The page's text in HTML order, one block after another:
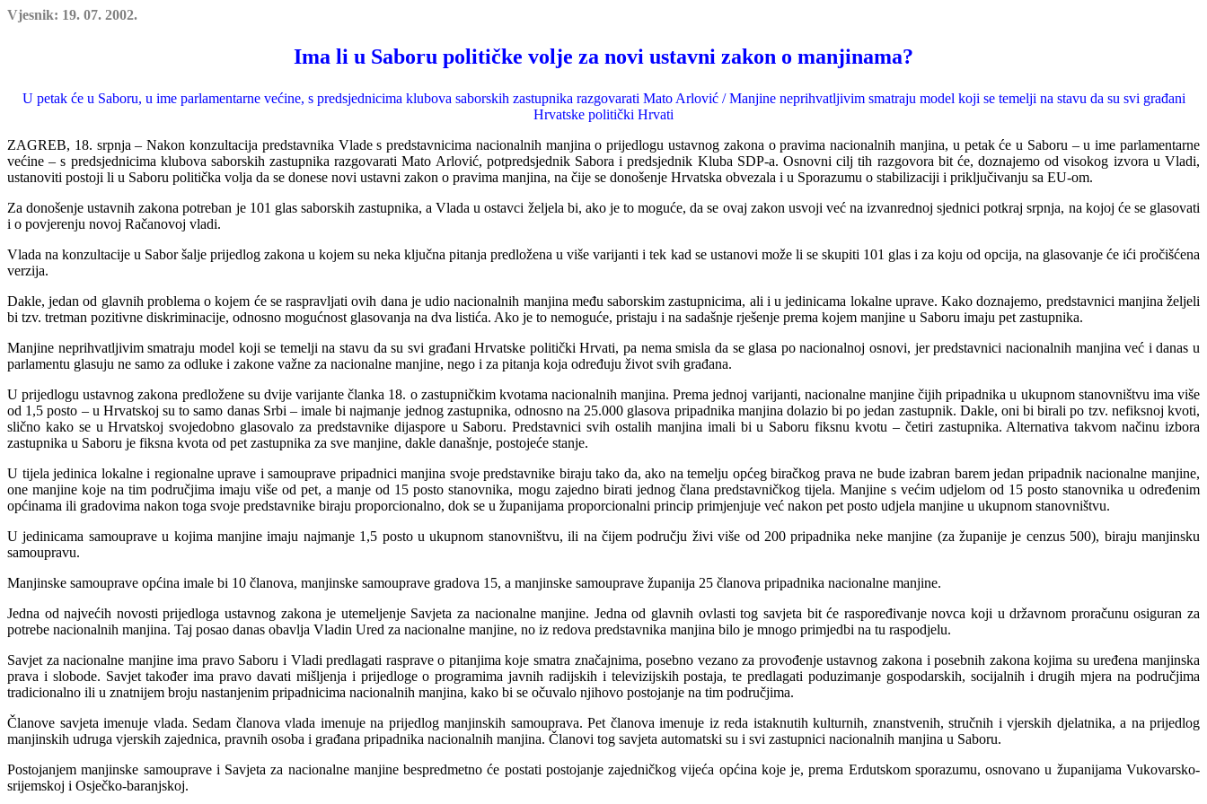
Vjesnik: 19. 07. 2002.
Ima li u Saboru političke volje za novi ustavni zakon o manjinama?
U petak će u Saboru, u ime parlamentarne većine, s predsjednicima klubova saborskih zastupnika razgovarati Mato Arlović / Manjine neprihvatljivim smatraju model koji se temelji na stavu da su svi građani
Hrvatske politički Hrvati
ZAGREB, 18. srpnja – Nakon konzultacija predstavnika Vlade s predstavnicima nacionalnih manjina o prijedlogu ustavnog zakona o pravima nacionalnih manjina, u petak će u Saboru – u ime parlamentarne
većine – s predsjednicima klubova saborskih zastupnika razgovarati Mato Arlović, potpredsjednik Sabora i predsjednik Kluba SDP-a. Osnovni cilj tih razgovora bit će, doznajemo od visokog izvora u Vladi,
ustanoviti postoji li u Saboru politička volja da se donese novi ustavni zakon o pravima manjina, na čije se donošenje Hrvatska obvezala i u Sporazumu o stabilizaciji i priključivanju sa EU-om.
Za donošenje ustavnih zakona potreban je 101 glas saborskih zastupnika, a Vlada u ostavci željela bi, ako je to moguće, da se ovaj zakon usvoji već na izvanrednoj sjednici potkraj srpnja, na kojoj će se glasovati
i o povjerenju novoj Račanovoj vladi.
Vlada na konzultacije u Sabor šalje prijedlog zakona u kojem su neka ključna pitanja predložena u više varijanti i tek kad se ustanovi može li se skupiti 101 glas i za koju od opcija, na glasovanje će ići pročišćena
verzija.
Dakle, jedan od glavnih problema o kojem će se raspravljati ovih dana je udio nacionalnih manjina među saborskim zastupnicima, ali i u jedinicama lokalne uprave. Kako doznajemo, predstavnici manjina željeli
bi tzv. tretman pozitivne diskriminacije, odnosno mogućnost glasovanja na dva listića. Ako je to nemoguće, pristaju i na sadašnje rješenje prema kojem manjine u Saboru imaju pet zastupnika.
Manjine neprihvatljivim smatraju model koji se temelji na stavu da su svi građani Hrvatske politički Hrvati, pa nema smisla da se glasa po nacionalnoj osnovi, jer predstavnici nacionalnih manjina već i danas u
parlamentu glasuju ne samo za odluke i zakone važne za nacionalne manjine, nego i za pitanja koja određuju život svih građana.
U prijedlogu ustavnog zakona predložene su dvije varijante članka 18. o zastupničkim kvotama nacionalnih manjina. Prema jednoj varijanti, nacionalne manjine čijih pripadnika u ukupnom stanovništvu ima više
od 1,5 posto – u Hrvatskoj su to samo danas Srbi – imale bi najmanje jednog zastupnika, odnosno na 25.000 glasova pripadnika manjina dolazio bi po jedan zastupnik. Dakle, oni bi birali po tzv. nefiksnoj kvoti,
slično kako se u Hrvatskoj svojedobno glasovalo za predstavnike dijaspore u Saboru. Predstavnici svih ostalih manjina imali bi u Saboru fiksnu kvotu – četiri zastupnika. Alternativa takvom načinu izbora
zastupnika u Saboru je fiksna kvota od pet zastupnika za sve manjine, dakle današnje, postojeće stanje.
U tijela jedinica lokalne i regionalne uprave i samouprave pripadnici manjina svoje predstavnike biraju tako da, ako na temelju općeg biračkog prava ne bude izabran barem jedan pripadnik nacionalne manjine,
one manjine koje na tim područjima imaju više od pet, a manje od 15 posto stanovnika, mogu zajedno birati jednog člana predstavničkog tijela. Manjine s većim udjelom od 15 posto stanovnika u određenim
općinama ili gradovima nakon toga svoje predstavnike biraju proporcionalno, dok se u županijama proporcionalni princip primjenjuje već nakon pet posto udjela manjine u ukupnom stanovništvu.
U jedinicama samouprave u kojima manjine imaju najmanje 1,5 posto u ukupnom stanovništvu, ili na čijem području živi više od 200 pripadnika neke manjine (za županije je cenzus 500), biraju manjinsku
samoupravu.
Manjinske samouprave općina imale bi 10 članova, manjinske samouprave gradova 15, a manjinske samouprave županija 25 članova pripadnika nacionalne manjine.
Jedna od najvećih novosti prijedloga ustavnog zakona je utemeljenje Savjeta za nacionalne manjine. Jedna od glavnih ovlasti tog savjeta bit će raspoređivanje novca koji u državnom proračunu osiguran za
potrebe nacionalnih manjina. Taj posao danas obavlja Vladin Ured za nacionalne manjine, no iz redova predstavnika manjina bilo je mnogo primjedbi na tu raspodjelu.
Savjet za nacionalne manjine ima pravo Saboru i Vladi predlagati rasprave o pitanjima koje smatra značajnima, posebno vezano za provođenje ustavnog zakona i posebnih zakona kojima su uređena manjinska
prava i slobode. Savjet također ima pravo davati mišljenja i prijedloge o programima javnih radijskih i televizijskih postaja, te predlagati poduzimanje gospodarskih, socijalnih i drugih mjera na područjima
tradicionalno ili u znatnijem broju nastanjenim pripadnicima nacionalnih manjina, kako bi se očuvalo njihovo postojanje na tim područjima.
Članove savjeta imenuje vlada. Sedam članova vlada imenuje na prijedlog manjinskih samouprava. Pet članova imenuje iz reda istaknutih kulturnih, znanstvenih, stručnih i vjerskih djelatnika, a na prijedlog
manjinskih udruga vjerskih zajednica, pravnih osoba i građana pripadnika nacionalnih manjina. Članovi tog savjeta automatski su i svi zastupnici nacionalnih manjina u Saboru.
Postojanjem manjinske samouprave i Savjeta za nacionalne manjine bespredmetno će postati postojanje zajedničkog vijeća općina koje je, prema Erdutskom sporazumu, osnovano u županijama Vukovarsko-
srijemskoj i Osječko-baranjskoj.